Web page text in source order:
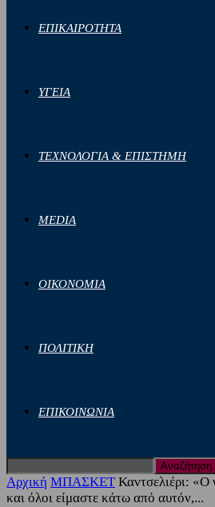
ΕΠΙΚΑΙΡΟΤΗΤΑ
ΥΓΕΙΑ
ΤΕΧΝΟΛΟΓΙΑ & ΕΠΙΣΤΗΜΗ
MEDIA
ΟΙΚΟΝΟΜΙΑ
ΠΟΛΙΤΙΚΗ
ΕΠΙΚΟΙΝΩΝΙΑ
Αρχική ΜΠΑΣΚΕΤ Καντσελιέρι:
και όλοι είμαστε κάτω από αυτόν,...